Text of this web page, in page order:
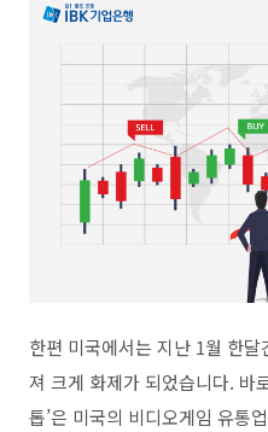
한편 미국에서는 지난 1월 한달
져 크게 화제가 되었습니다. 바
톱’은 미국의 비디오게임 유통